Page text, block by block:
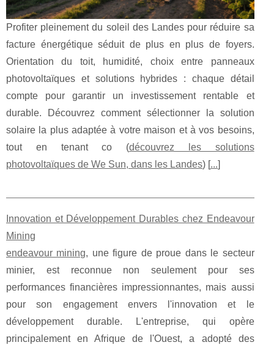
Profiter pleinement du soleil des Landes pour réduire sa
facture énergétique séduit de plus en plus de foyers.
Orientation du toit, humidité, choix entre panneaux
photovoltaïques et solutions hybrides : chaque détail
compte pour garantir un investissement rentable et
durable. Découvrez comment sélectionner la solution
solaire la plus adaptée à votre maison et à vos besoins,
tout en tenant co (découvrez les solutions
photovoltaïques de We Sun, dans les Landes) [ ...
Innovation et Développement Durables chez Endeavour
Mining
endeavour mining, une figure de proue dans le secteur
minier, est reconnue non seulement pour ses
performances financières impressionnantes, mais aussi
pour son engagement envers l'innovation et le
développement durable. L'entreprise, qui opère
principalement en Afrique de l'Ouest, a adopté des